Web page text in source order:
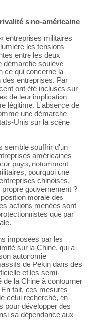
sino-américaine
entreprises militaires
les tensions
entre les deux
démarche soulève
ce qui concerne la
des entreprises. Par
ont été incluses sur
de leur implication
légitime. L'absence de
une démarche
Unis sur la scène
semble souffrir d'un
américaines
pays, notamment
pourquoi une
chinoises,
gouvernement ?
morale des
actions menées sont
que par
imposées par les
sur la Chine, qui a
autonomie
de Pékin dans des
et les semi-
de la Chine à contourner
fait, ces mesures
celui recherché, en
pour développer des
sa dépendance aux